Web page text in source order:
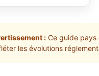
: Ce guide pays
les évolutions